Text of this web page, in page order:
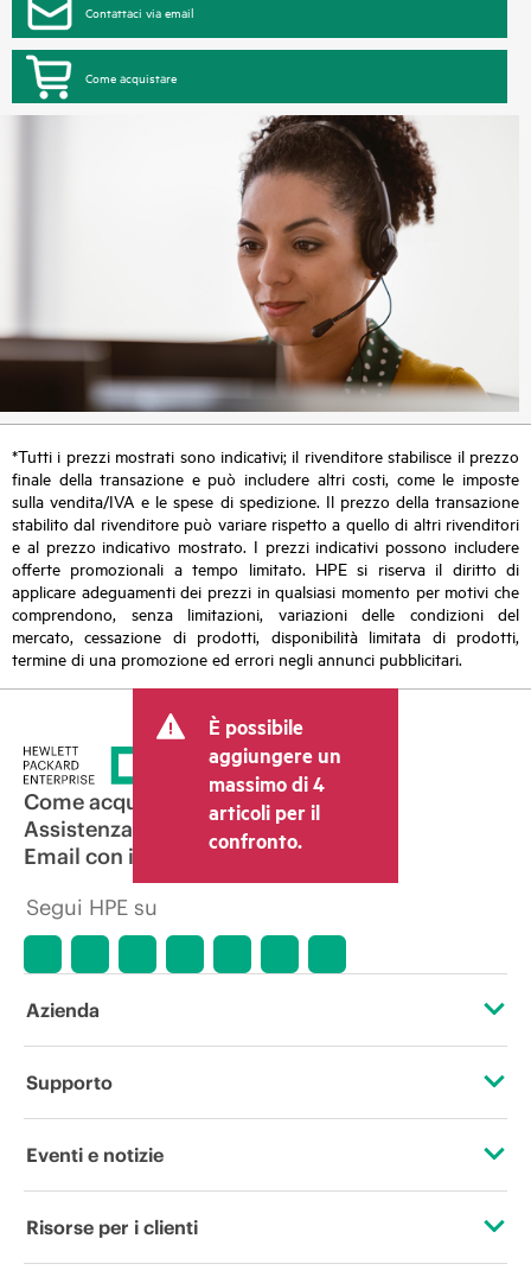
Contattaci via email
Come acquistare
*Tutti i prezzi mostrati sono indicativi; il rivenditore stabilisce il prezzo
finale della transazione e può includere altri costi, come le imposte
sulla vendita/IVA e le spese di spedizione. Il prezzo della transazione
stabilito dal rivenditore può variare rispetto a quello di altri rivenditori
e al prezzo indicativo mostrato. I prezzi indicativi possono includere
offerte promozionali a tempo limitato. HPE si riserva il diritto di
applicare adeguamenti dei prezzi in qualsiasi momento per motivi che
comprendono, senza limitazioni, variazioni delle condizioni del
mercato, cessazione di prodotti, disponibilità limitata di prodotti,
termine di una promozione ed errori negli annunci pubblicitari.
È possibile
aggiungere un
massimo di 4
articoli per il
confronto.
Come acquistare
Assistenza per i prodotti
Email con il commerciale
Segui HPE su
Azienda
Informazioni su HPE
Responsabilità aziendale
Supporto
Operational support services
Eventi e notizie
Eventi
Risorse per i clienti